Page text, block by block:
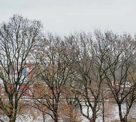
Padelhallen
Sportaccommodatie